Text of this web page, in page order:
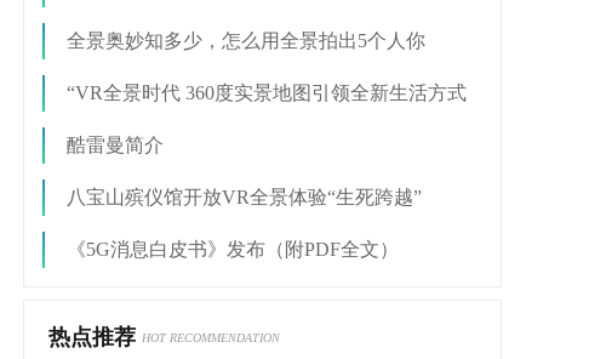
全景奥妙知多少，怎么用全景拍出5个人你
“VR全景时代 360度实景地图引领全新生活方式
酷雷曼简介
八宝山殡仪馆开放VR全景体验“生死跨越”
《5G消息白皮书》发布（附PDF全文）
热点推荐 HOT RECOMMENDATION